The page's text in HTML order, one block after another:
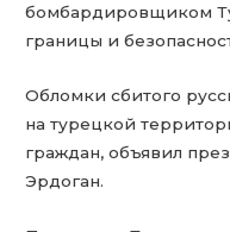
бомбардировщиком
границы и
Обломки сбитого
на турецкой
граждан, объявил
Эрдоган.